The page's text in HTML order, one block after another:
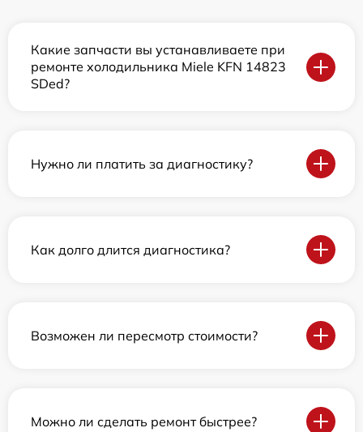
Какие запчасти вы устанавливаете при
ремонте холодильника Miele KFN 14823
SDed?
Нужно ли платить за диагностику?
Как долго длится диагностика?
Возможен ли пересмотр стоимости?
Можно ли сделать ремонт быстрее?